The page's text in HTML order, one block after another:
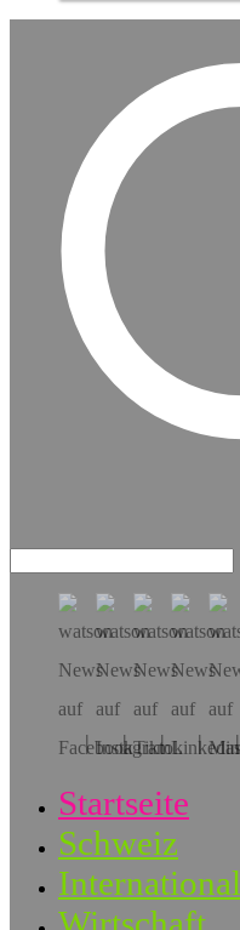
Startseite
Schweiz
International